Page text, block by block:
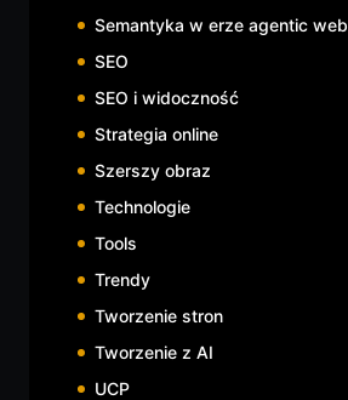
Semantyka w erze agentic web
SEO
SEO i widoczność
Strategia online
Szerszy obraz
Technologie
Tools
Trendy
Tworzenie stron
Tworzenie z AI
UCP